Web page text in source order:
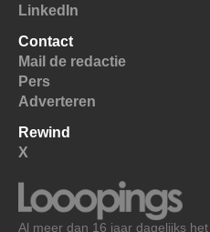
LinkedIn
Contact
Mail de redactie
Pers
Adverteren
Rewind
X
Al meer dan 16 jaar dagelijks